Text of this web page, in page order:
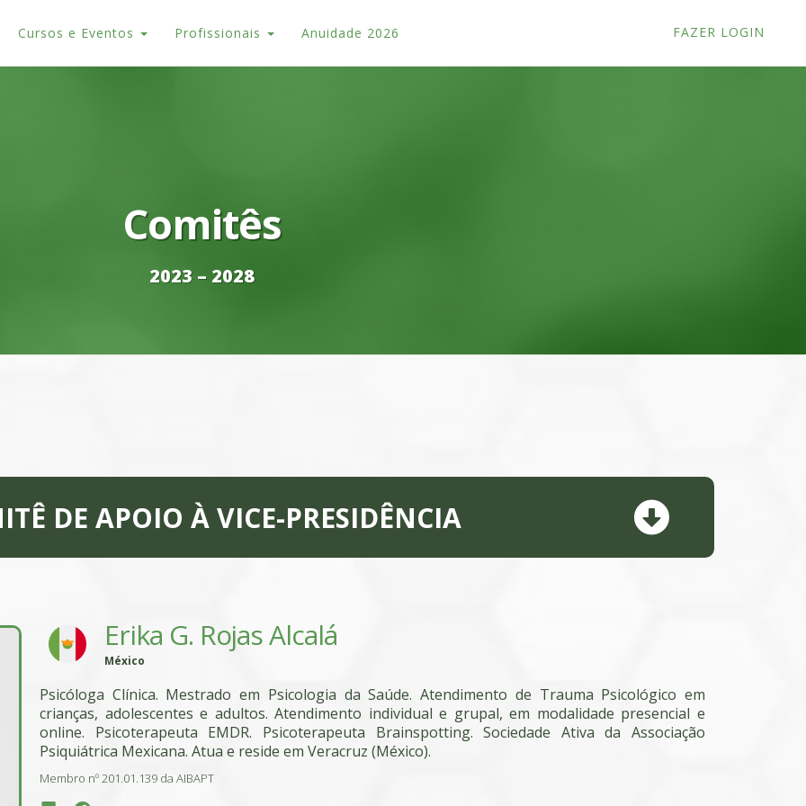
Cursos e Eventos Profissionais Anuidade 2026 FAZER LOGIN
Comitês
2023 – 2028
DE APOIO À VICE-PRESIDÊNCIA
Erika G. Rojas Alcalá
México
Psicóloga Clínica. Mestrado em Psicologia da Saúde. Atendimento de Trauma Psicológico em
crianças, adolescentes e adultos. Atendimento individual e grupal, em modalidade presencial e
online. Psicoterapeuta EMDR. Psicoterapeuta Brainspotting. Sociedade Ativa da Associação
Psiquiátrica Mexicana. Atua e reside em Veracruz (México).
Membro nº 201.01.139 da AIBAPT